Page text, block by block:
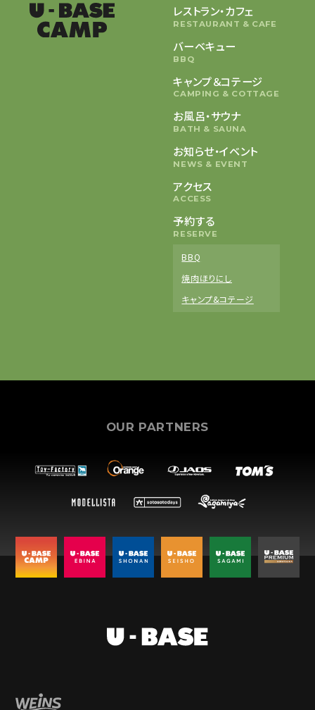
レストラン・カフェ
RESTAURANT & CAFE
バーベキュー
BBQ
キャンプ＆コテージ
CAMPING & COTTAGE
お風呂・サウナ
BATH & SAUNA
お知らせ・イベント
NEWS & EVENT
アクセス
ACCESS
予約する
RESERVE
BBQ
焼肉ほりにし
キャンプ&コテージ
OUR PARTNERS